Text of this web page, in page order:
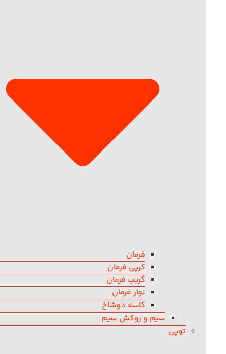
فرمان
کرپی فرمان
گریپ فرمان
نوار فرمان
کاسه دوشاخ
سیم و روکش سیم
توپی